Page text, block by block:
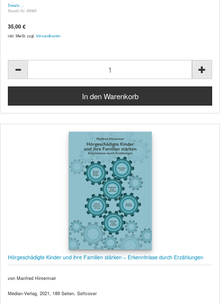
Details …
Bestell-Nr. 49368
35,00 €
inkl. MwSt. zzgl. Versandkosten
Hörgeschädigte Kinder und ihre Familien stärken – Erkenntnisse durch Erzählungen
von Manfred Hintermair
Median-Verlag, 2021, 189 Seiten, Softcover